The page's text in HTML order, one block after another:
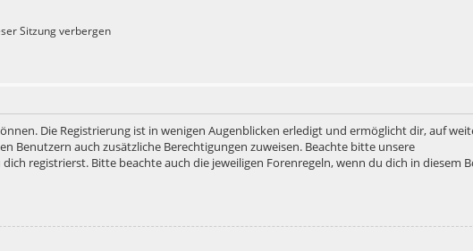
Sitzung verbergen
Die Registrierung ist in wenigen Augenblicken erledigt und ermöglicht dir, auf
Benutzern auch zusätzliche Berechtigungen zuweisen. Beachte bitte unsere
registrierst. Bitte beachte auch die jeweiligen Forenregeln, wenn du dich in diesem